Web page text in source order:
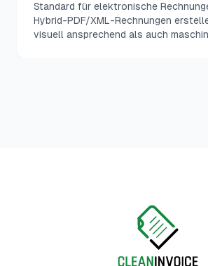
Standard für elektronische
Hybrid-PDF/XML-Rechnungen
visuell ansprechend als auch